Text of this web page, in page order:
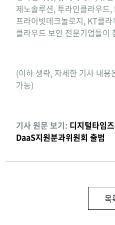
제노솔루션, 투라인클라우드
프라이빗데크놀로지, KT클
클라우드 보안 전문기업들이
(이하 생략, 자세한 기사 내용
가능)
기사 원문 보기: 디지털타임
DaaS지원분과위원회 출범
목